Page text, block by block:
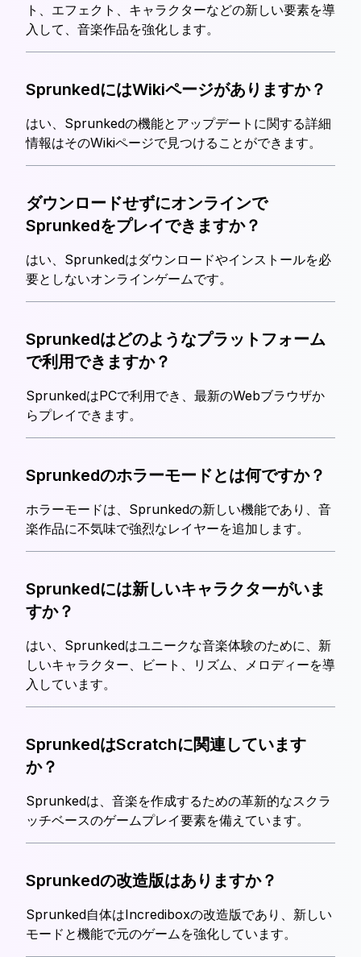
ト、エフェクト、キャラクターなどの新しい要素を導
入して、音楽作品を強化します。
SprunkedにはWikiページがありますか？
はい、Sprunkedの機能とアップデートに関する詳細
情報はそのWikiページで見つけることができます。
ダウンロードせずにオンラインで
Sprunkedをプレイできますか？
はい、Sprunkedはダウンロードやインストールを必
要としないオンラインゲームです。
Sprunkedはどのようなプラットフォーム
で利用できますか？
SprunkedはPCで利用でき、最新のWebブラウザか
らプレイできます。
Sprunkedのホラーモードとは何ですか？
ホラーモードは、Sprunkedの新しい機能であり、音
楽作品に不気味で強烈なレイヤーを追加します。
Sprunkedには新しいキャラクターがいま
すか？
はい、Sprunkedはユニークな音楽体験のために、新
しいキャラクター、ビート、リズム、メロディーを導
入しています。
SprunkedはScratchに関連しています
か？
Sprunkedは、音楽を作成するための革新的なスクラ
ッチベースのゲームプレイ要素を備えています。
Sprunkedの改造版はありますか？
Sprunked自体はIncrediboxの改造版であり、新しい
モードと機能で元のゲームを強化しています。